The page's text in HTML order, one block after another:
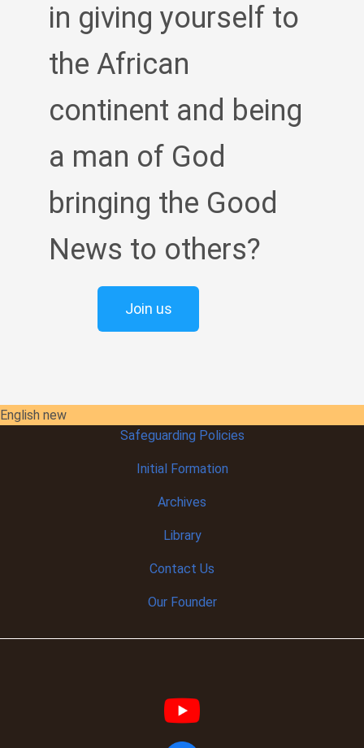
in giving yourself to
the African
continent and being
a man of God
bringing the Good
News to others?
Join us
English new
Safeguarding Policies
InitialFormation
Archives
Library
Contact Us
Our Founder